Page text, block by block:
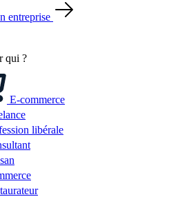
entreprise
qui ?
E-commerce
libérale